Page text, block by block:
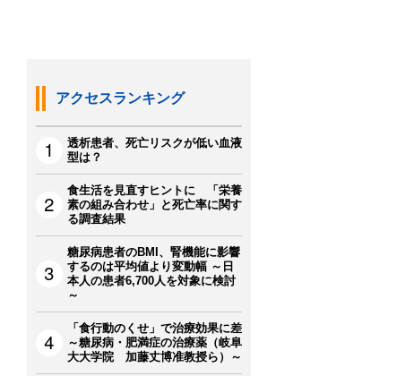
アクセスランキング
透析患者、死亡リスクが低い血液
型は？
食生活を見直すヒントに 「栄養
素の組み合わせ」と死亡率に関す
る調査結果
糖尿病患者のBMI、腎機能に影響
するのは平均値より変動幅 ～日
本人の患者6,700人を対象に検討
～
「食行動のくせ」で治療効果に差
～糖尿病・肥満症の治療薬（岐阜
大大学院 加藤丈博准教授ら）～